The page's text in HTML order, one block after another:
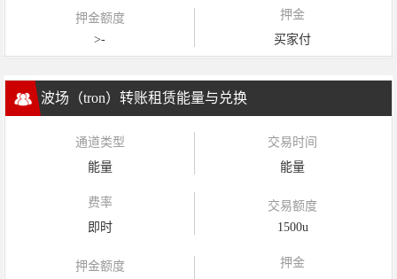
押金额度
>-
押金
买家付
波场（tron）转账租赁能量与兑换
通道类型
能量
交易时间
能量
费率
即时
交易额度
1500u
押金额度
押金